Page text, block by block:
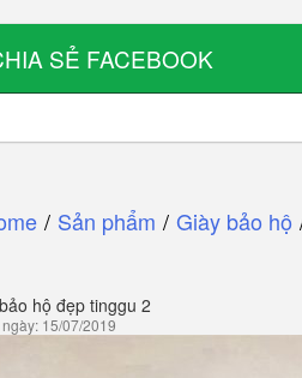
SẺ FACEBOOK
/ Sản phẩm / Giày bảo hộ
hộ đẹp tinggu 2
15/07/2019